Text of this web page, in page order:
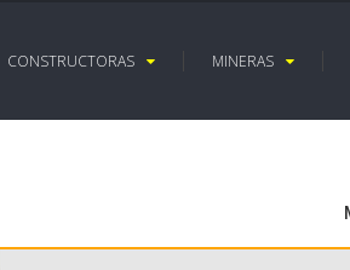
MINERAS
CONSTRUCTORAS